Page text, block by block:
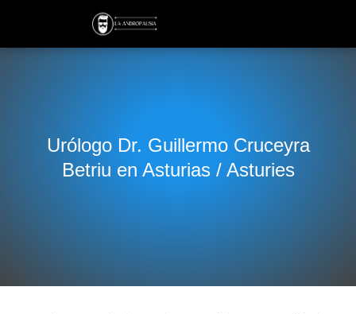
Urólogo Dr. Guillermo Cruceyra
Betriu en Asturias / Asturies